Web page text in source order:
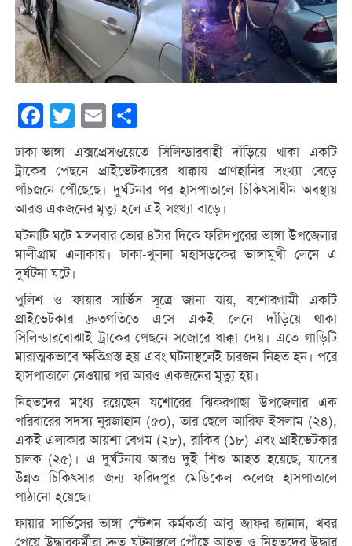
Facebook
Twitter Email
ঢাকা-ভাঙ্গা এক্সপ্রেসওয়েতে সিলিন্ডারবাহী দাঁড়িয়ে থাকা একটি
ট্রাকের পেছনে প্রাইভেটকারের ধাক্কায় প্রাণহানির সংখ্যা বেড়ে
পাঁচজনে পৌঁছেছে। দুর্ঘটনার পর হাসপাতালে চিকিৎসাধীন অবস্থায়
আরও একজনের মৃত্যু হলে এই সংখ্যা বাড়ে।
ঘটনাটি ঘটে মঙ্গলবার ভোর ৪টার দিকে ফরিদপুরের ভাঙ্গা উপজেলার
মালীগ্রাম এলাকায়। ঢাকা-খুলনা মহাসড়কের ভাঙ্গামুখী লেনে এ
দুর্ঘটনা ঘটে।
পুলিশ ও ফায়ার সার্ভিস সূত্রে জানা যায়, যশোরগামী একটি
প্রাইভেটকার দ্রুতগতিতে এসে একই লেনে দাঁড়িয়ে থাকা
সিলিন্ডারবোঝাই ট্রাকের পেছনে সজোরে ধাক্কা দেয়। এতে গাড়িটি
মারাত্মকভাবে ক্ষতিগ্রস্ত হয় এবং ঘটনাস্থলেই চারজন নিহত হন। পরে
হাসপাতালে নেওয়ার পর আরও একজনের মৃত্যু হয়।
নিহতদের মধ্যে রয়েছেন যশোরের ঝিকরগাছা উপজেলার এক
পরিবারের সদস্য নুরজাহান (৫০), তার ছেলে আরিফ ইসলাম (২৪),
একই এলাকার আয়শা বেগম (২৮), রাকিব (১৮) এবং প্রাইভেটকার
চালক (২৫)। এ দুর্ঘটনায় আরও দুই শিশু আহত হয়েছে, যাদের
উন্নত চিকিৎসার জন্য ফরিদপুর মেডিকেল কলেজ হাসপাতালে
পাঠানো হয়েছে।
ফায়ার সার্ভিসের ভাঙ্গা স্টেশন কর্মকর্তা আবু জাফর জানান, খবর
পেয়ে উদ্ধারকর্মীরা দ্রুত ঘটনাস্থলে পৌঁছে আহত ও নিহতদের উদ্ধার